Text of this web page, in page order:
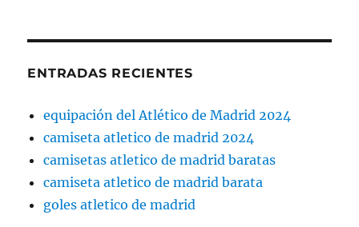
ENTRADAS RECIENTES
equipación del Atlético de Madrid 2024
camiseta atletico de madrid 2024
camisetas atletico de madrid baratas
camiseta atletico de madrid barata
goles atletico de madrid